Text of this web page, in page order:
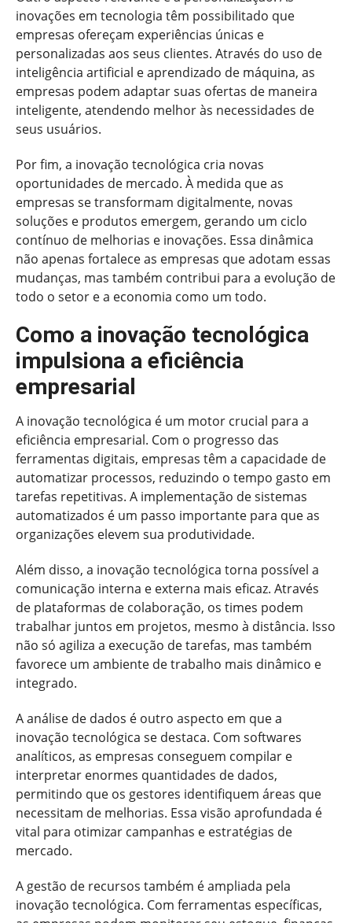
inovações em tecnologia têm possibilitado que
empresas ofereçam experiências únicas e
personalizadas aos seus clientes. Através do uso de
inteligência artificial e aprendizado de máquina, as
empresas podem adaptar suas ofertas de maneira
inteligente, atendendo melhor às necessidades de
seus usuários.
Por fim, a inovação tecnológica cria novas
oportunidades de mercado. À medida que as
empresas se transformam digitalmente, novas
soluções e produtos emergem, gerando um ciclo
contínuo de melhorias e inovações. Essa dinâmica
não apenas fortalece as empresas que adotam essas
mudanças, mas também contribui para a evolução de
todo o setor e a economia como um todo.
Como a inovação tecnológica
impulsiona a eficiência
empresarial
A inovação tecnológica é um motor crucial para a
eficiência empresarial. Com o progresso das
ferramentas digitais, empresas têm a capacidade de
automatizar processos, reduzindo o tempo gasto em
tarefas repetitivas. A implementação de sistemas
automatizados é um passo importante para que as
organizações elevem sua produtividade.
Além disso, a inovação tecnológica torna possível a
comunicação interna e externa mais eficaz. Através
de plataformas de colaboração, os times podem
trabalhar juntos em projetos, mesmo à distância. Isso
não só agiliza a execução de tarefas, mas também
favorece um ambiente de trabalho mais dinâmico e
integrado.
A análise de dados é outro aspecto em que a
inovação tecnológica se destaca. Com softwares
analíticos, as empresas conseguem compilar e
interpretar enormes quantidades de dados,
permitindo que os gestores identifiquem áreas que
necessitam de melhorias. Essa visão aprofundada é
vital para otimizar campanhas e estratégias de
mercado.
A gestão de recursos também é ampliada pela
inovação tecnológica. Com ferramentas específicas,